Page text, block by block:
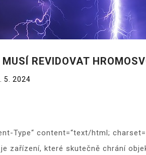
MUSÍ REVIDOVAT
5. 2024
Type“ content=“text/html;
zařízení, které skutečně chrání